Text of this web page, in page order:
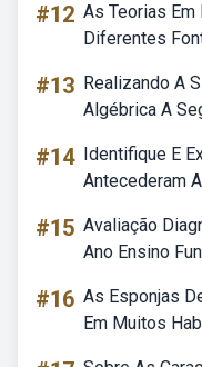
#12 As Teorias
Diferentes
#13 Realizando A
Algébrica A
#14 Identifique E
Antecederam
#15 Avaliação
Ano Ensino
#16 As Esponjas
Em Muitos